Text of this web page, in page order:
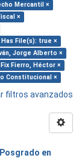
Mercantil ×
×
Has File(s): true ×
Jorge Alberto ×
Fierro, Héctor ×
Constitucional ×
filtros avanzados
en